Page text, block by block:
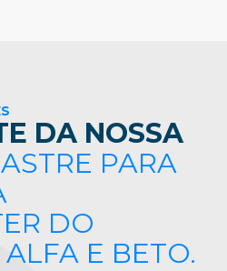
DA NOSSA
PARA
DO
E BETO.